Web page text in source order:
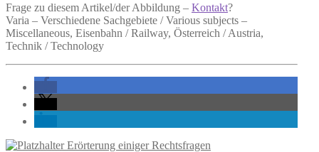
Frage zu diesem Artikel/der Abbildung – Kontakt?
Varia – Verschiedene Sachgebiete / Various subjects –
Miscellaneous, Eisenbahn / Railway, Österreich / Austria,
Technik / Technology
Erörterung einiger Rechtsfragen